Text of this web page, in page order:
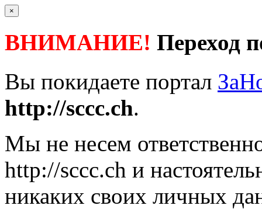
×
ВНИМАНИЕ! Переход
Вы покидаете портал
http://sccc.ch.
Мы не несем
http://sccc.ch и
никаких своих личных